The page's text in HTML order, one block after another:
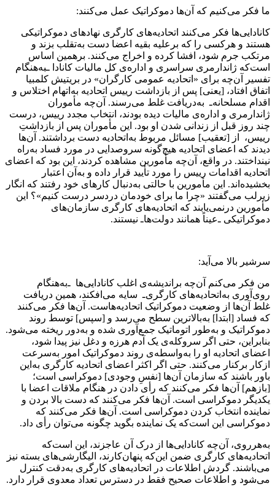
ما فکر می‌کنیم که آن‌ها دموکراتیک عمل می‌کنند:
کانادایی‌ها فکر می‌کنند اتحادیه‌های کارگری نهادهای دموکراتیکی
هستند و هرکسی را که برعلیه بقیه اعضا دست به‌‌تقلب بزند و
مرتکب جرم شود، افشا کرده و اخراج می‌کنند. برهمین اساس
است‌که ژاندارمری سراسری و اداره‌ی کل مالیات کانادا ـبه‌هنگام
تفسیر آن‌چه برای «اتحادیه عمومی کارگران» در بریتیش کلمبیا
اتفاق افتاد، [‌یعنی] پس از بازداشت رییس اتحادیه به‌‌اتهام اختلاس و
اقدام مسلحانه‌‌ـ به‌دریافت غلط می‌رسند. آن‌چه مأموران
ژاندارمری و اداره‌ی مالیات دیده بودند، انتخاب مجدد رییس، درست
چند روز قبل از زندانی شدن او بود. این مأموران پس از بازداشتِ
رییس، از [تعقیب] مسائل مربوط به‌اتحادیه دست برداشتند. آن‌ها
دیدند که اعضای اتحادیه هیچ‌گونه سروصدایی در مورد فساد به‌راه
نینداختند. در واقع، آن‌چه مأمورین مشاهده کردند، این بود که اعضای
اتحادیه ‌اقدامات رییس را مورد تأیید قرار داده و به‌آن اعتبار
‌‌بخشیده‌اند. این مأمورین با حالتی به‌دنبال کارهای خود رفتند که انگار
زیرلب می‌گفتند «چرا ما برای خودمان دردسر درست کنیم»؟ این
مأمورین درنمی‌یابند که اتحادیه‌های کارگری سازمان‌های
دموکراتیکی ـ‌عیناً همانند دولت‌ها‌ـ نیستند.
سرشیر بالا می‌آید:
من فکر می‌کنم آن‌چه براندیشه‌ی اغلب کانادایی‌ها ـ‌به‌هنگام
روی‌آوری به‌اتحادیه‌های کارگری‌ـ سایه می‌افکند، همین دریافت
غلط آن‌ها از وضعیت دموکراتیک اتحادیه‌هاست. آن‌ها فکر می‌کنند
که فساد [ابتدا] به‌بالاترین سطح می‌رسد و [سپس] توسط روند
دموکراتیک و ‌به‌طور اتوماتیک‌ جمع‌آوری شده و به‌دور ریخته می‌شود.
بنابراین، حتی اگر سروکله‌ی یک آدم هرزه و دغل نیز پیدا شود،
اعضای اتحادیه او را به‌واسطه‌ی روند دموکراتیک امور به‌سرعت
ازکار برکنار می‌کنند. حتی اگر اکثر اعضای اتحادیه کارگری به‌این
باور باشند که سازمان آن‌ها [نفسِ وجودی] دموکراسی است؛
[بازهم] آن‌ها فکر می‌کنند که رأی دادن در هنگام ملاقات اعضا با
یکدیگر دموکراسی است. آن‌ها فکر می‌کنند که دست بالا بردن و
نماینده انتخاب کردن دموکراسی است. آن‌ها فکر می‌کنند که
دموکراسی این است‌که یک نماینده بگوید چگونه می‌توان رأی داد.
به‌هرروی، آن‌چه کانادایی‌ها از درک آن عاجزند، این است‌که
اتحادیه‌های کارگری ضمن این‌که پنهان‌کارند، الیگارشی‌های‌ بسته‌‌ نیز
می‌باشند. گردش اطلاعات در اتحادیه‌های کارگری به‌دقت کنترل
می‌شود و اطلاعات صحیح فقط در دسترس تعداد معدوی قرار دارد.